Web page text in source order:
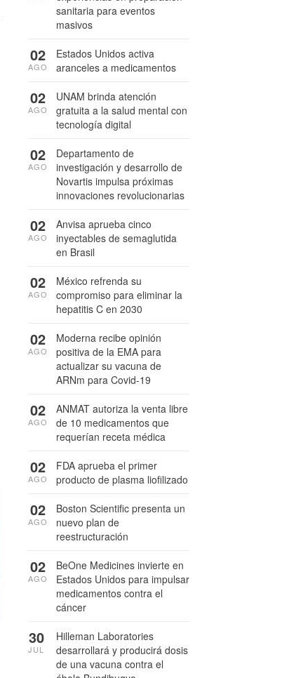
sanitaria para eventos
masivos
Estados Unidos activa
aranceles a medicamentos
02
AGO
UNAM brinda atención
gratuita a la salud mental con
tecnología digital
02
AGO
Departamento de
investigación y desarrollo de
Novartis impulsa próximas
innovaciones revolucionarias
02
AGO
Anvisa aprueba cinco
inyectables de semaglutida
en Brasil
02
AGO
México refrenda su
compromiso para eliminar la
hepatitis C en 2030
02
AGO
Moderna recibe opinión
positiva de la EMA para
actualizar su vacuna de
ARNm para Covid-19
02
AGO
ANMAT autoriza la venta libre
de 10 medicamentos que
requerían receta médica
02
AGO
FDA aprueba el primer
producto de plasma liofilizado
02
AGO
Boston Scientific presenta un
nuevo plan de
reestructuración
02
AGO
BeOne Medicines invierte en
Estados Unidos para impulsar
medicamentos contra el
cáncer
02
AGO
Hilleman Laboratories
desarrollará y producirá dosis
de una vacuna contra el
30
JUL